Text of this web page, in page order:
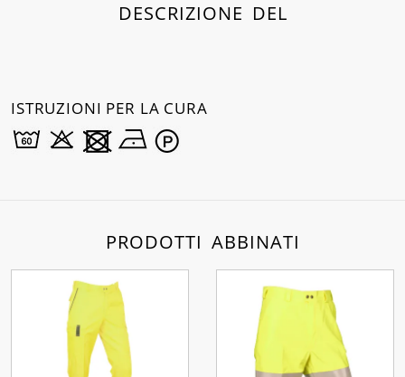
DESCRIZIONE DEL
ISTRUZIONI PER LA CURA
PRODOTTI ABBINATI